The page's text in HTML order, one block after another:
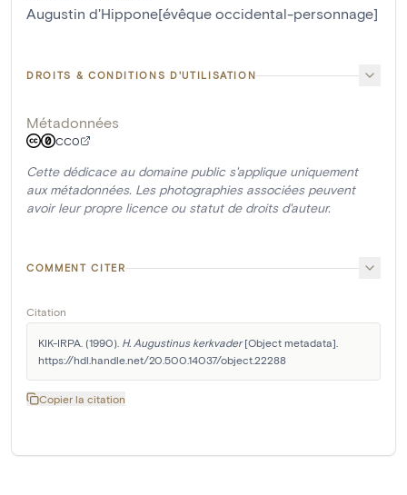
Augustin d'Hippone[évêque occidental-personnage]
DROITS & CONDITIONS D'UTILISATION
Métadonnées
CC0
Cette dédicace au domaine public s'applique uniquement
aux métadonnées. Les photographies associées peuvent
avoir leur propre licence ou statut de droits d'auteur.
COMMENT CITER
Citation
KIK-IRPA. (1990). H. Augustinus kerkvader [Object metadata].
https://hdl.handle.net/20.500.14037/object.22288
Copier la citation